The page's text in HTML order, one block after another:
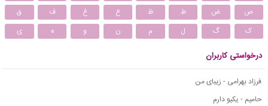
ص
ض ط ظ ع غ ف
ق
ک
گ ل م ن و ه ی
درخواستی کاربران
فرزاد بهرامی - زیبای من
حامیم - یکیو دارم